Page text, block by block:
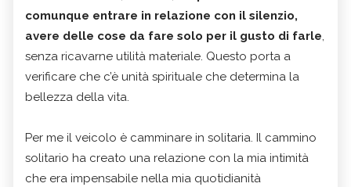
comunque entrare in relazione con il silenzio,
avere delle cose da fare solo per il gusto di farle,
senza ricavarne utilità materiale. Questo porta a
verificare che c’è unità spirituale che determina la
bellezza della vita.
Per me il veicolo è camminare in solitaria. Il cammino
solitario ha creato una relazione con la mia intimità
che era impensabile nella mia quotidianità